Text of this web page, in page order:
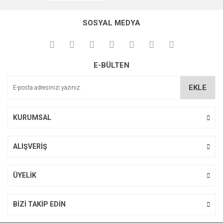
Ürün bilgilerinde hatalar bulunuyor.
SOSYAL MEDYA
E-BÜLTEN
EKLE
KURUMSAL
ALIŞVERİŞ
ÜYELİK
BİZİ TAKİP EDİN